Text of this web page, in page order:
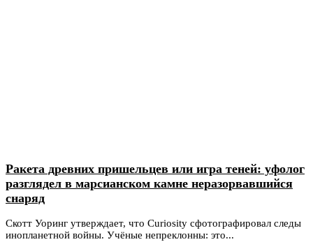
Ракета древних пришельцев или игра теней: уфолог
разглядел в марсианском камне неразорвавшийся
снаряд
Скотт Уоринг утверждает, что Curiosity сфотографировал следы
инопланетной войны. Учёные непреклонны: это...